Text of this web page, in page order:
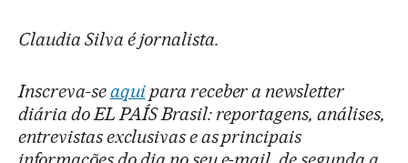
Claudia Silva é jornalista.
Inscreva-seaquipara receber a newsletter
diária do EL PAÍS Brasil: reportagens, análises,
entrevistas exclusivas e as principais